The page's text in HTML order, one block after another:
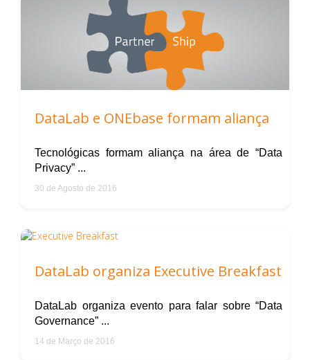
DataLab e ONEbase formam aliança
Tecnológicas formam aliança na área de “Data
Privacy” ...
30 de Agosto de 2016
DataLab organiza Executive Breakfast
DataLab organiza evento para falar sobre “Data
Governance” ...
14 de Março de 2016